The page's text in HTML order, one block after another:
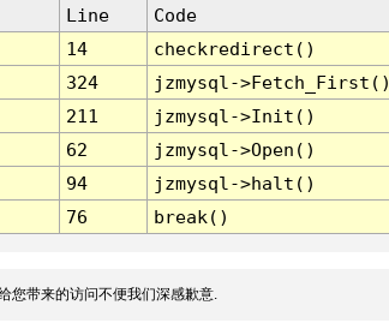
Line
Code
14
checkredirect()
324
jzmysql-
211
jzmysql->Init()
62
jzmysql->Open()
94
jzmysql->halt()
76 break()
您带来的访问不便我们深感歉意.